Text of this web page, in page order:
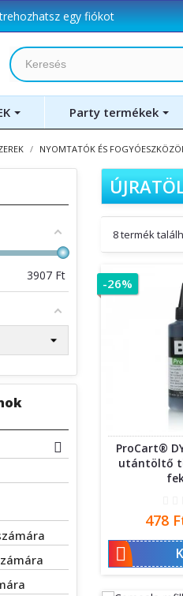
egy fiókot
Party termékek
NYOMTATÓK ÉS
3907Ft

8 termék
ProCart®
utántöltő
Ár
478

-26%